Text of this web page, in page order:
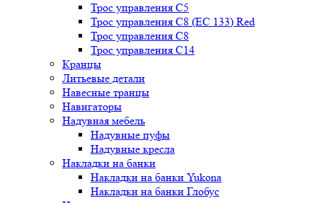
Трос управления C5
Трос управления C8 (ЕС 133) Red
Трос управления C8
Трос управления C14
Кранцы
Литьевые детали
Навесные транцы
Навигаторы
Надувная мебель
Надувные пуфы
Надувные кресла
Накладки на банки
Накладки на банки Yukona
Накладки на банки Глобус